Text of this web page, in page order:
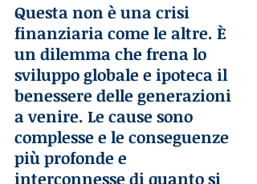
Questa non è una crisi
finanziaria come le altre. È
un dilemma che frena lo
sviluppo globale e ipoteca il
benessere delle generazioni
a venire. Le cause sono
complesse e le conseguenze
più profonde e
interconnesse di quanto si